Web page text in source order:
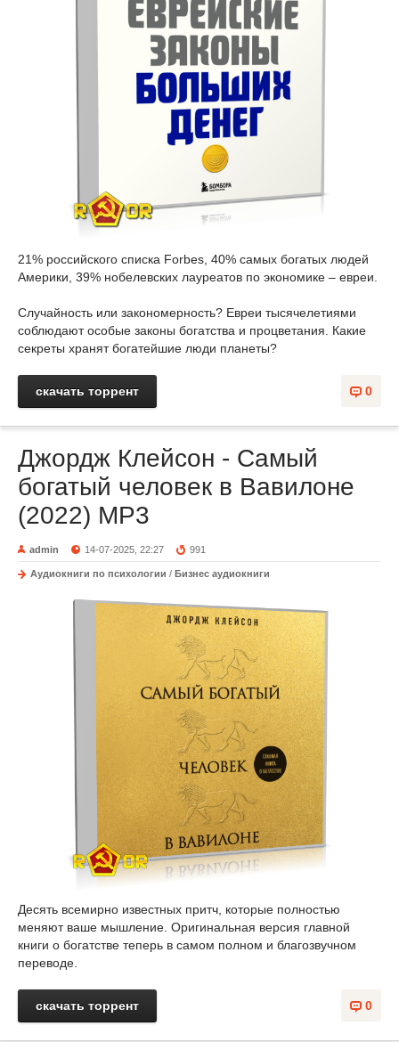
21% российского списка Forbes, 40% самых богатых людей
Америки, 39% нобелевских лауреатов по экономике – евреи.
Случайность или закономерность? Евреи тысячелетиями
соблюдают особые законы богатства и процветания. Какие
секреты хранят богатейшие люди планеты?
0
скачать торрент
Джордж Клейсон - Самый
богатый человек в Вавилоне
(2022) MP3
admin 14-07-2025, 22:27 991
Аудиокниги по психологии / Бизнес аудиокниги
Десять всемирно известных притч, которые полностью
меняют ваше мышление. Оригинальная версия главной
книги о богатстве теперь в самом полном и благозвучном
переводе.
0
скачать торрент